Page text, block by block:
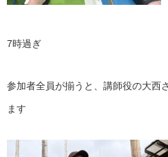
7時過ぎ
参加者全員が揃うと、講師役の大西
ます